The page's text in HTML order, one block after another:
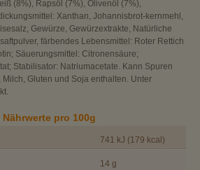
(8%), Rapsöl (7%), Olivenöl (7%),
Xanthan, Johannisbrot-kernmehl,
Gewürze, Gewürzextrakte, Natürliche
färbendes Lebensmittel: Roter Rettich
Säuerungsmittel: Citronensäure;
Stabilisator: Natriumacetate. Kann Spuren
Gluten und Soja enthalten. Unter
pro 100g
741 kJ (179 kcal)
14 g